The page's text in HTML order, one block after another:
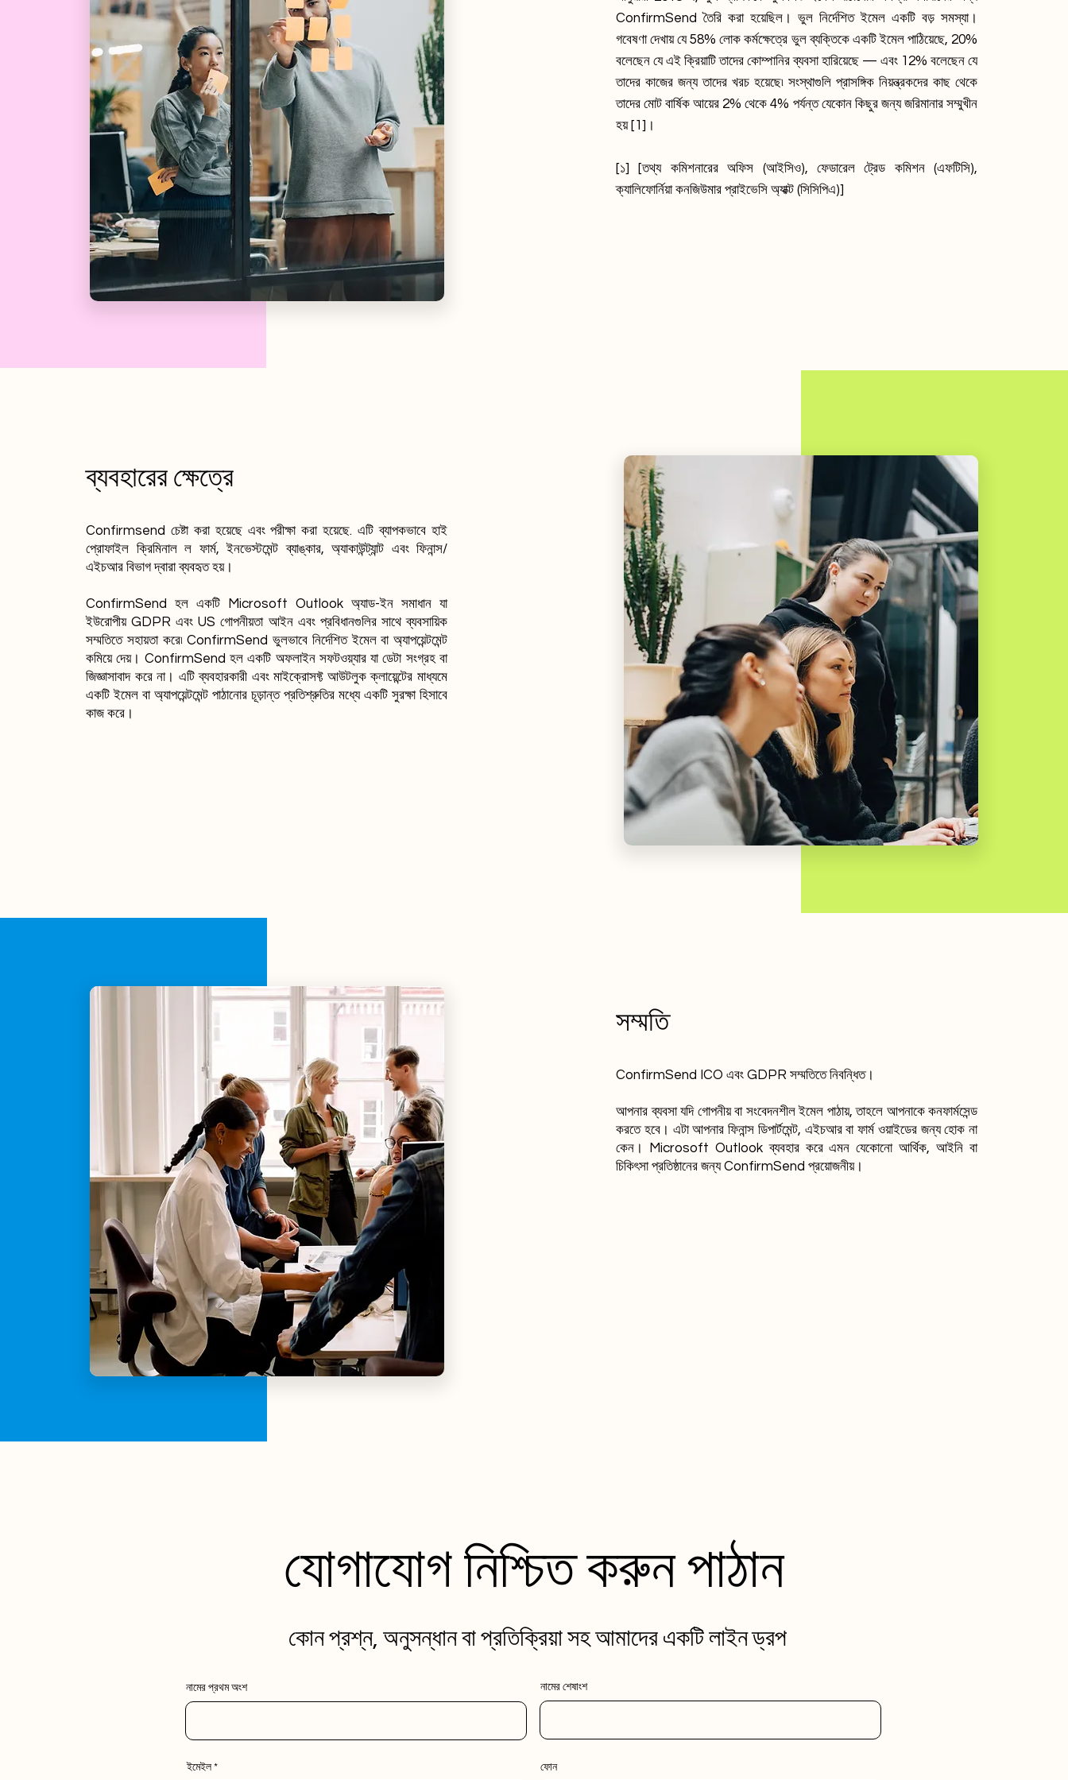
ConfirmSend তৈরি করা হয়েছিল। ভুল নির্দেশিত ইমেল একটি বড় সমস্যা।
গবেষণা দেখায় যে 58% লোক কর্মক্ষেত্রে ভুল ব্যক্তিকে একটি ইমেল পাঠিয়েছে, 20%
বলেছেন যে এই ক্রিয়াটি তাদের কোম্পানির ব্যবসা হারিয়েছে — এবং 12% বলেছেন যে
তাদের কাজের জন্য তাদের খরচ হয়েছে৷ সংস্থাগুলি প্রাসঙ্গিক নিয়ন্ত্রকদের কাছ থেকে
তাদের মোট বার্ষিক আয়ের 2% থেকে 4% পর্যন্ত যেকোন কিছুর জন্য জরিমানার সম্মুখীন
হয় [1]।
[১] [তথ্য কমিশনারের অফিস (আইসিও), ফেডারেল ট্রেড কমিশন (এফটিসি),
ক্যালিফোর্নিয়া কনজিউমার প্রাইভেসি অ্যাক্ট (সিসিপিএ)]
ব্যবহারের ক্ষেত্রে
Confirmsend চেষ্টা করা হয়েছে এবং পরীক্ষা করা হয়েছে. এটি ব্যাপকভাবে হাই
প্রোফাইল ক্রিমিনাল ল ফার্ম, ইনভেস্টমেন্ট ব্যাঙ্কার, অ্যাকাউন্ট্যান্ট এবং ফিনান্স/
এইচআর বিভাগ দ্বারা ব্যবহৃত হয়।
ConfirmSend হল একটি Microsoft Outlook অ্যাড-ইন সমাধান যা
ইউরোপীয় GDPR এবং US গোপনীয়তা আইন এবং প্রবিধানগুলির সাথে ব্যবসায়িক
সম্মতিতে সহায়তা করে৷ ConfirmSend ভুলভাবে নির্দেশিত ইমেল বা অ্যাপয়েন্টমেন্ট
কমিয়ে দেয়। ConfirmSend হল একটি অফলাইন সফটওয়্যার যা ডেটা সংগ্রহ বা
জিজ্ঞাসাবাদ করে না। এটি ব্যবহারকারী এবং মাইক্রোসফ্ট আউটলুক ক্লায়েন্টের মাধ্যমে
একটি ইমেল বা অ্যাপয়েন্টমেন্ট পাঠানোর চূড়ান্ত প্রতিশ্রুতির মধ্যে একটি সুরক্ষা হিসাবে
কাজ করে।
সম্মতি
ConfirmSend ICO এবং GDPR সম্মতিতে নিবন্ধিত।
আপনার ব্যবসা যদি গোপনীয় বা সংবেদনশীল ইমেল পাঠায়, তাহলে আপনাকে কনফার্মসেন্ড
করতে হবে। এটা আপনার ফিনান্স ডিপার্টমেন্ট, এইচআর বা ফার্ম ওয়াইডের জন্য হোক না
কেন। Microsoft Outlook ব্যবহার করে এমন যেকোনো আর্থিক, আইনি বা
চিকিৎসা প্রতিষ্ঠানের জন্য ConfirmSend প্রয়োজনীয়।
যোগাযোগ নিশ্চিত করুন পাঠান
কোন প্রশ্ন, অনুসন্ধান বা প্রতিক্রিয়া সহ আমাদের একটি লাইন ড্রপ
নামের প্রথম অংশ নামের শেষাংশ
ইমেইল ফোন